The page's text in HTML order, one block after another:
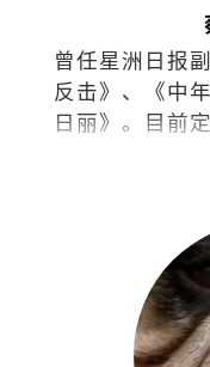
曾任星洲日报
反击》、《中
日丽》。目前
家名为On